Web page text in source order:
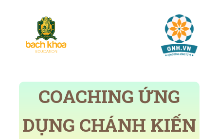
COACHING ỨNG
DỤNG CHÁNH KIẾN